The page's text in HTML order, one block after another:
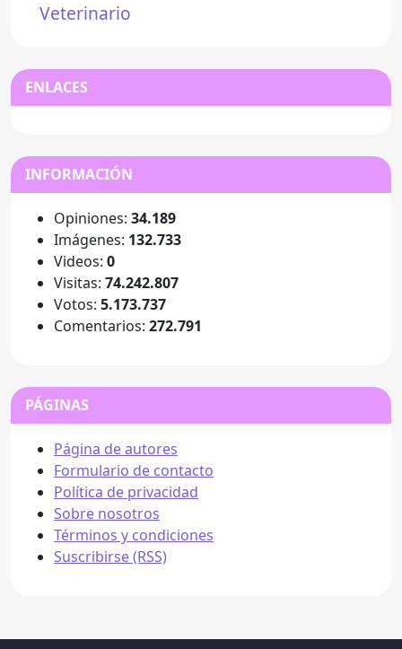
Veterinario
ENLACES
INFORMACIÓN
Opiniones: 34.189
Imágenes: 132.733
Videos: 0
Visitas: 74.242.807
Votos: 5.173.737
Comentarios: 272.791
PÁGINAS
Página de autores
Formulario de contacto
Política de privacidad
Sobre nosotros
Términos y condiciones
Suscribirse (RSS)